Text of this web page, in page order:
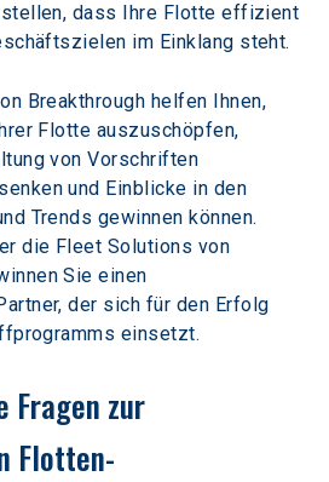
dass Ihre Flotte effizient
im Einklang steht.
Breakthrough helfen Ihnen,
Flotte auszuschöpfen,
von Vorschriften
und Einblicke in den
Trends gewinnen können.
die Fleet Solutions von
Sie einen
der sich für den Erfolg
einsetzt.
Fragen zur
Flotten-